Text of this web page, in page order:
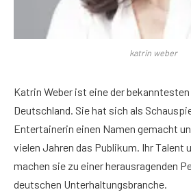
katrin weber
Katrin Weber ist eine der
Deutschland. Sie hat sich als
Entertainerin einen Namen gemacht
vielen Jahren das Publikum. Ihr Talent
machen sie zu einer herausragenden
deutschen Unterhaltungsbranche.